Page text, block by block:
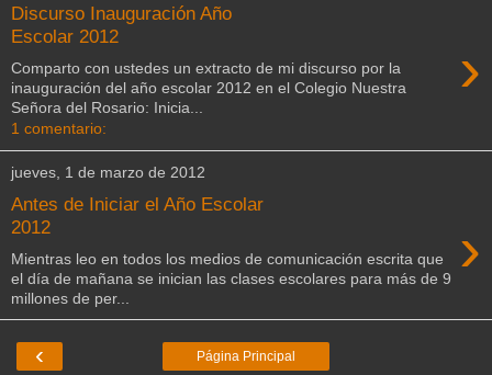
Discurso Inauguración Año
Escolar 2012
›
Comparto con ustedes un extracto de mi discurso por la
inauguración del año escolar 2012 en el Colegio Nuestra
Señora del Rosario: Inicia...
1 comentario:
jueves, 1 de marzo de 2012
Antes de Iniciar el Año Escolar
2012
›
Mientras leo en todos los medios de comunicación escrita que
el día de mañana se inician las clases escolares para más de 9
millones de per...
‹ Página Principal